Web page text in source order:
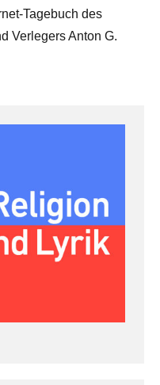
Tagebuch des
Verlegers Anton G.